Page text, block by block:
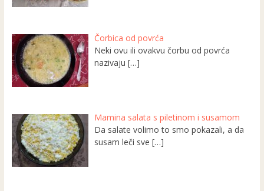
Čorbica od povrća
Neki ovu ili ovakvu čorbu od povrća
nazivaju[…]
Mamina salata s piletinom i susamom
Da salate volimo to smo pokazali, a da
susam leči sve[…]